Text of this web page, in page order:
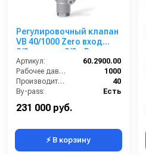
Регулировочный клапан
VB 40/1000 Zero вход
3/8г, выход 3/8г; Bypass
3/8г 40 л/мин 1100 бар
нерж.
Артикул:
60.2900.00
Рабочее давление (бар):
1000
Производительность (л/мин):
40
By-pass:
Есть
231 000 руб.
⚡ В корзину